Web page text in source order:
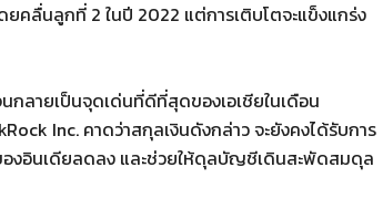
ยคลื่นลูกที่ 2 ในปี 2022 แต่การเติบโตจะแข็งแกร่ง
ลายเป็นจุดเด่นที่ดีที่สุดของเอเชียในเดือน
Inc. คาดว่าสกุลเงินดังกล่าว จะยังคงได้รับการ
องอินเดียลดลง และช่วยให้ดุลบัญชีเดินสะพัดสมดุล